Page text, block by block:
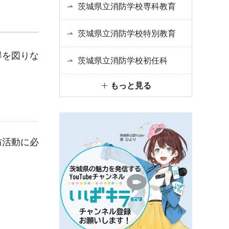
図りな
動に必
茨城県立消防学校専科教育
茨城県立消防学校特別教育
茨城県立消防学校初任科
もっと見る